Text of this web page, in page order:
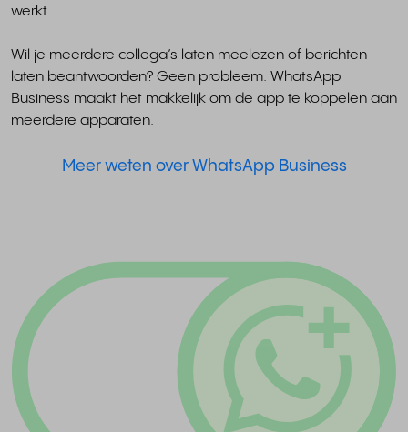
werkt.
Wil je meerdere collega’s laten meelezen of berichten
laten beantwoorden? Geen probleem. WhatsApp
Business maakt het makkelijk om de app te koppelen aan
meerdere apparaten.
Meer weten over WhatsApp Business